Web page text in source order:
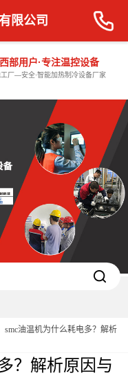
部用户·专注温控设备
厂—安全·智能加热制冷设备厂家
限公司
smc油温机为什么耗电多？解析
？解析原因与